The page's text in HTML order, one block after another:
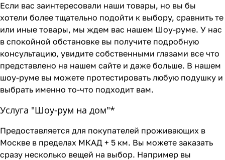
Если вас заинтересовали наши товары, но вы бы
хотели более тщательно подойти к выбору, сравнить те
или иные товары, мы ждем вас нашем Шоу-руме. У нас
в спокойной обстановке вы получите подробную
консультацию, увидите собственными глазами все что
представлено на нашем сайте и даже больше. В нашем
шоу-руме вы можете протестировать любую подушку и
выбрать именно то-что подходит вам.
Услуга "Шоу-рум на дом"*
Предоставляется для покупателей проживающих в
Москве в пределах МКАД + 5 км. Вы можете заказать
сразу несколько вещей на выбор. Например вы